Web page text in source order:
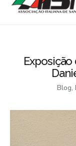
Blog,